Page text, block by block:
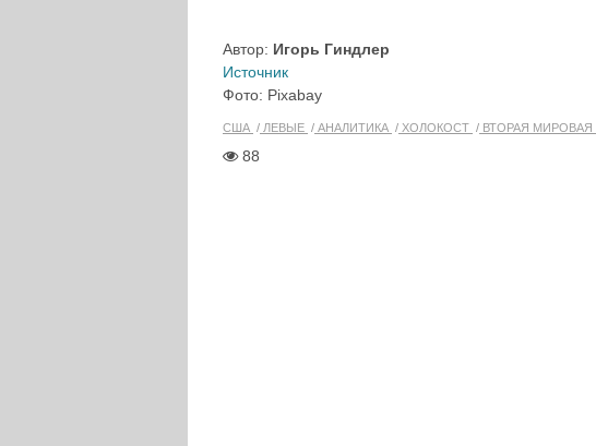
Автор: Игорь Гиндлер
Источник
Фото: Pixabay
США ЛЕВЫЕ АНАЛИТИКА ХОЛОКОСТ ВТОРАЯ
88